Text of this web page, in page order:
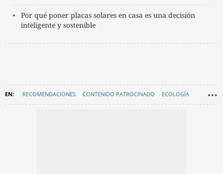
Por qué poner placas solares en casa es una decisión
inteligente y sostenible
RECOMENDACIONES CONTENIDO PATROCINADO ECOLOGÍA